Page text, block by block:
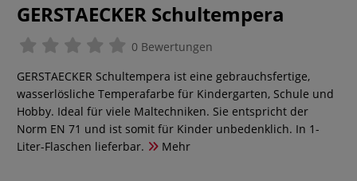
GERSTAECKER Schultempera
0 Bewertungen
GERSTAECKER Schultempera ist eine gebrauchsfertige,
wasserlösliche Temperafarbe für Kindergarten, Schule und
Hobby. Ideal für viele Maltechniken. Sie entspricht der
Norm EN 71 und ist somit für Kinder unbedenklich. In 1-
Liter-Flaschen lieferbar.
Mehr